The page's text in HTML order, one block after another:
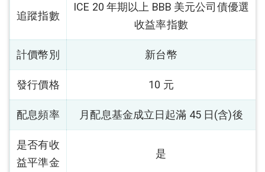
追蹤指數
ICE 20 年期以上 BBB 美元公司債優選
收益率指數
計價幣別 新台幣
發行價格 10 元
配息頻率 月配息基金成立日起滿 45 日(含)後
是否有收
益平準金
是